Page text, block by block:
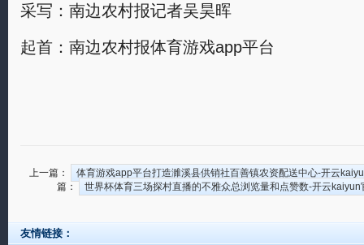
采写：南边农村报记者吴昊晖
起首：南边农村报体育游戏app平台
上一篇：
体育游戏app平台打造濉溪县供销社百善镇农资配送中心-开云
篇：
世界杯体育三场探村直播的不雅众总浏览量和点赞数-开云
友情链接：